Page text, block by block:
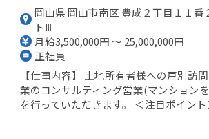
岡山県 岡山市南区 豊成２丁目１１
トⅢ
月給3,500,000円 ～ 25,000,000円
正社員
【仕事内容】 土地所有者様への戸別訪
業のコンサルティング営業(マンション
を行っていただきます。 ＜注目ポイント